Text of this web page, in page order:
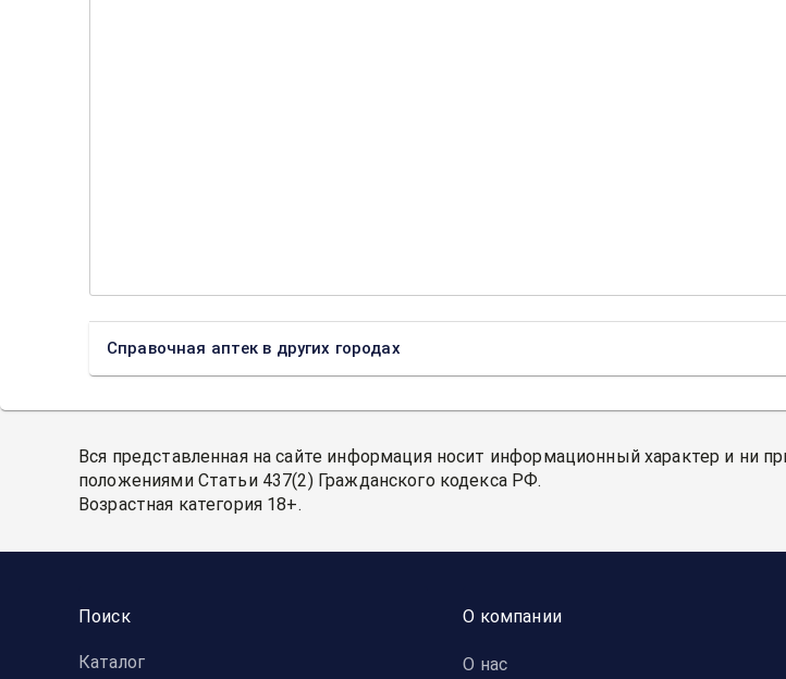
Справочная аптек в других городах
Вся представленная на сайте информация носит информационный характер и ни
положениями Статьи 437(2) Гражданского кодекса РФ.
Возрастная категория 18+.
Поиск
Каталог
О компании
О нас